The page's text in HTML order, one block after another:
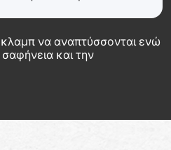
κλαμπ να αναπτύσσονται ενώ
σαφήνεια και την